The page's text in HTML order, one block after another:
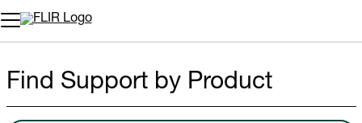
Find Support by Product